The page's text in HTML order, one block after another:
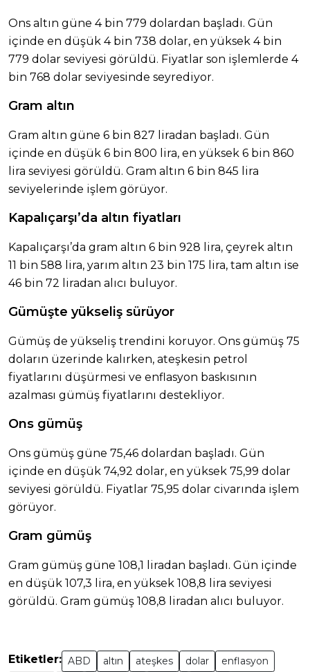
Ons altın güne 4 bin 779 dolardan başladı. Gün
içinde en düşük 4 bin 738 dolar, en yüksek 4 bin
779 dolar seviyesi görüldü. Fiyatlar son işlemlerde 4
bin 768 dolar seviyesinde seyrediyor.
Gram altın
Gram altın güne 6 bin 827 liradan başladı. Gün
içinde en düşük 6 bin 800 lira, en yüksek 6 bin 860
lira seviyesi görüldü. Gram altın 6 bin 845 lira
seviyelerinde işlem görüyor.
Kapalıçarşı’da altın fiyatları
Kapalıçarşı’da gram altın 6 bin 928 lira, çeyrek altın
11 bin 588 lira, yarım altın 23 bin 175 lira, tam altın ise
46 bin 72 liradan alıcı buluyor.
Gümüşte yükseliş sürüyor
Gümüş de yükseliş trendini koruyor. Ons gümüş 75
doların üzerinde kalırken, ateşkesin petrol
fiyatlarını düşürmesi ve enflasyon baskısının
azalması gümüş fiyatlarını destekliyor.
Ons gümüş
Ons gümüş güne 75,46 dolardan başladı. Gün
içinde en düşük 74,92 dolar, en yüksek 75,99 dolar
seviyesi görüldü. Fiyatlar 75,95 dolar civarında işlem
görüyor.
Gram gümüş
Gram gümüş güne 108,1 liradan başladı. Gün içinde
en düşük 107,3 lira, en yüksek 108,8 lira seviyesi
görüldü. Gram gümüş 108,8 liradan alıcı buluyor.
Etiketler: ABD altın ateşkes dolar
enflasyon